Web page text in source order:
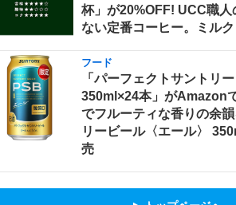
杯」が20%OFF! UCC職
ない定番コーヒー。ミル
フード
「パーフェクトサントリ
350ml×24本」がAmazon
でフルーティな香りの余
リービール〈エール〉
売